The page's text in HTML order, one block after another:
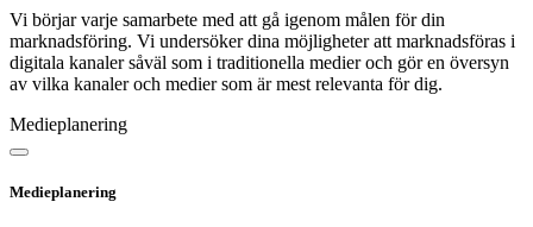
Vi börjar varje samarbete med att gå igenom målen för din
marknadsföring. Vi undersöker dina möjligheter att marknadsföras i
digitala kanaler såväl som i traditionella medier och gör en översyn
av vilka kanaler och medier som är mest relevanta för dig.
Medieplanering
Medieplanering